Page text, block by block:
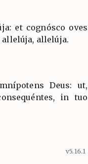
et cognósco oves
allelúja, allelúja.
Deus: ut,
in tuo
v5.16.1